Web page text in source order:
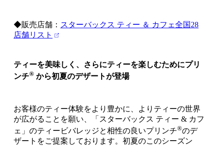
◆販売店舗： スターバックス ティー ＆ カフェ全国28
店舗リスト
ティーを美味しく、さらにティーを楽しむためにプリ
ンチ® から初夏のデザートが登場
お客様のティー体験をより豊かに、よりティーの世界
が広がることを願い、「スターバックス ティー & カフ
ェ」のティービバレッジと相性の良いプリンチ®のデ
ザートをご提案しております。初夏のこのシーズン